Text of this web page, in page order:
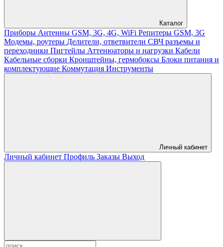
Каталог
Приборы Антенны GSM, 3G, 4G, WiFi Репитеры GSM, 3G
Модемы, роутеры Делители, ответвители СВЧ разъемы и
переходники Пигтейлы Аттенюаторы и нагрузки Кабели
Кабельные сборки Кронштейны, гермобоксы Блоки питания и
комплектующие Коммутация Инструменты
Личный кабинет
Личный кабинет Профиль Заказы Выход